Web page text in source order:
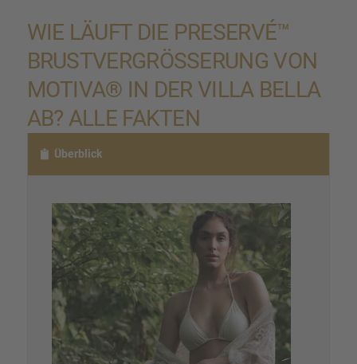
WIE LÄUFT DIE PRESERVÉ™
BRUST­VER­GRÖ­SSE­RUNG VON M
OTIVA® IN DER VILLA BELLA A
B? ALLE FAKTEN
Überblick